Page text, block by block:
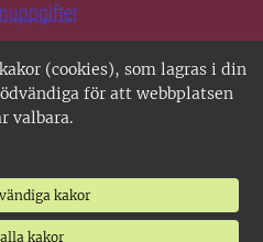
(cookies), som lagras i din
för att webbplatsen
valbara.
kakor
kakor